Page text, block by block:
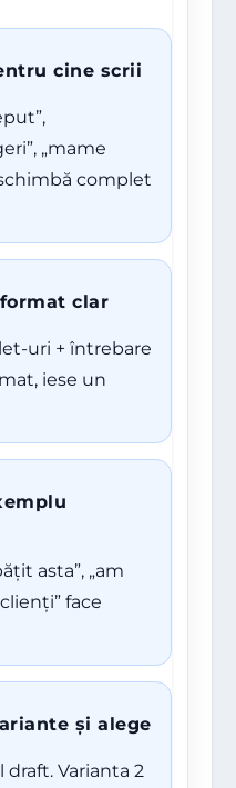
cine scrii
„mame
complet
clar
uri + întrebare
iese un
asta”, „am
face
și alege
Varianta 2